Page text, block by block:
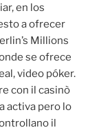
en los
a ofrecer
Millions
se ofrece
video póker.
con il casinò
activa pero lo
il